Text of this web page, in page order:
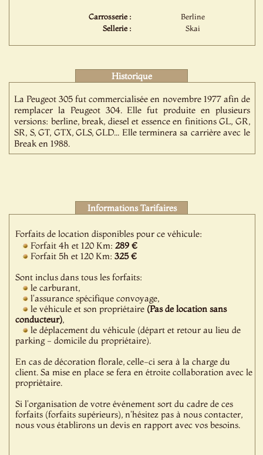
Carrosserie :
Berline
Sellerie :
Skai
Historique
La Peugeot 305 fut commercialisée en novembre 1977 afin de
remplacer la Peugeot 304. Elle fut produite en plusieurs
versions: berline, break, diesel et essence en finitions GL, GR,
SR, S, GT, GTX, GLS, GLD... Elle terminera sa carrière avec le
Break en 1988.
Informations Tarifaires
Forfaits de location disponibles pour ce véhicule:
Forfait 4h et 120 Km:289 €
Forfait 5h et 120 Km:325 €
Sont inclus dans tous les forfaits:
le carburant,
l'assurance spécifique convoyage,
le véhicule et son propriétaire (Pas de location sans
conducteur),
le déplacement du véhicule (départ et retour au lieu de
parking - domicile du propriétaire).
En cas de décoration florale, celle-ci sera à la charge du
client. Sa mise en place se fera en étroite collaboration avec le
propriétaire.
Si l'organisation de votre événement sort du cadre de ces
forfaits (forfaits supérieurs), n'hésitez pas à nous contacter,
nous vous établirons un devis en rapport avec vos besoins.